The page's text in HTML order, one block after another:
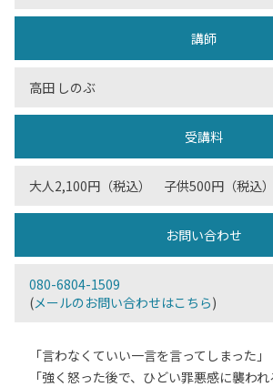
講師
高田 しのぶ
受講料
大人2,100円（税込） 子供500円（税込）
お問い合わせ
080-6804-1509
(メールのお問い合わせはこちら)
「言わなくていい一言を言ってしまった」
「強く怒った後で、ひどい罪悪感に襲われ